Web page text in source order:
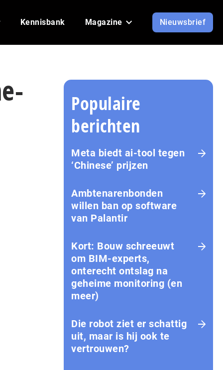
Kennisbank Magazine Nieuwsbrief
Populaire
berichten
Meta biedt ai-tool tegen
‘Chinese’ prijzen
Ambtenarenbonden
willen ban op software
van Palantir
Kort: Bouw schreeuwt
om BIM-experts,
onterecht ontslag na
geheime monitoring (en
meer)
Die robot ziet er schattig
uit, maar is hij ook te
vertrouwen?